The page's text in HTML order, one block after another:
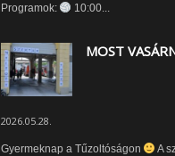
Programok:
10:00...
MOST
2026.05.28.
Gyermeknap a Tűzoltóságon
A